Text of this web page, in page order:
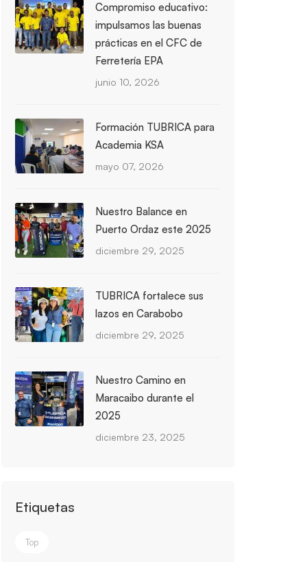
Compromiso educativo:
impulsamos las buenas
prácticas en el CFC de
Ferretería EPA
junio 10, 2026
Formación TUBRICA para
Academia KSA
mayo 07, 2026
Nuestro Balance en
Puerto Ordaz este 2025
diciembre 29, 2025
TUBRICA fortalece sus
lazos en Carabobo
diciembre 29, 2025
Nuestro Camino en
Maracaibo durante el
2025
diciembre 23, 2025
Etiquetas
Top